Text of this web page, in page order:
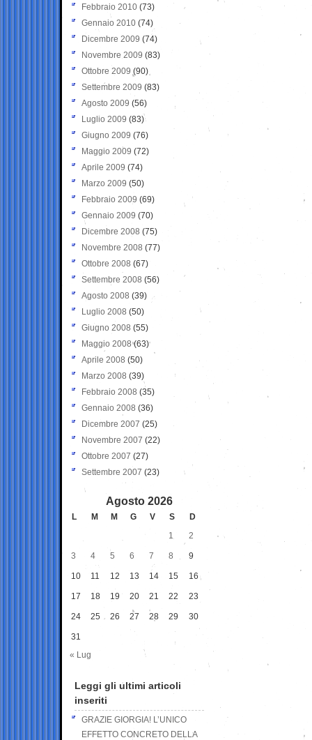
Febbraio 2010 (73)
Gennaio 2010 (74)
Dicembre 2009 (74)
Novembre 2009 (83)
Ottobre 2009 (90)
Settembre 2009 (83)
Agosto 2009 (56)
Luglio 2009 (83)
Giugno 2009 (76)
Maggio 2009 (72)
Aprile 2009 (74)
Marzo 2009 (50)
Febbraio 2009 (69)
Gennaio 2009 (70)
Dicembre 2008 (75)
Novembre 2008 (77)
Ottobre 2008 (67)
Settembre 2008 (56)
Agosto 2008 (39)
Luglio 2008 (50)
Giugno 2008 (55)
Maggio 2008(63)
Aprile 2008 (50)
Marzo 2008 (39)
Febbraio 2008 (35)
Gennaio 2008 (36)
Dicembre 2007 (25)
Novembre 2007 (22)
Ottobre 2007 (27)
Settembre 2007 (23)
Agosto 2026
L M M G V S
D
1
2
3 4 5 6 7 8 9
10 11 12 13 14 15 16
17 18 19 20 21 22 23
24 25 26 27 28 29 30
31
« Lug
Leggi gli ultimi articoli
inseriti
GRAZIE GIORGIA! L’UNICO
EFFETTO CONCRETO DELLA